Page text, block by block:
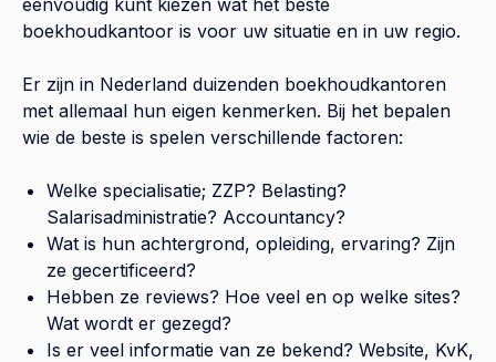
boekhoudkantoor is voor uw situatie en in uw regio.
Er zijn in Nederland duizenden boekhoudkantoren
met allemaal hun eigen kenmerken. Bij het bepalen
wie de beste is spelen verschillende factoren:
Welke specialisatie; ZZP? Belasting?
Salarisadministratie? Accountancy?
Wat is hun achtergrond, opleiding, ervaring? Zijn
ze gecertificeerd?
Hebben ze reviews? Hoe veel en op welke sites?
Wat wordt er gezegd?
Is er veel informatie van ze bekend? Website, KvK,